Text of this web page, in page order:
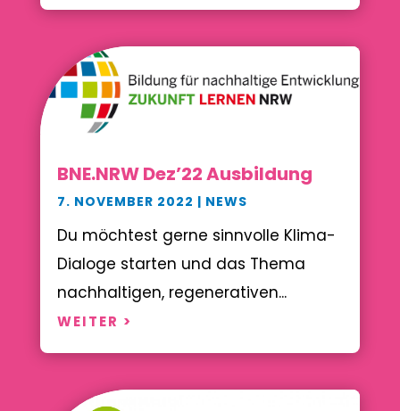
BNE.NRW Dez’22 Ausbildung
7. NOVEMBER 2022 | NEWS
Du möchtest gerne sinnvolle Klima-
Dialoge starten und das Thema
nachhaltigen, regenerativen...
WEITER >